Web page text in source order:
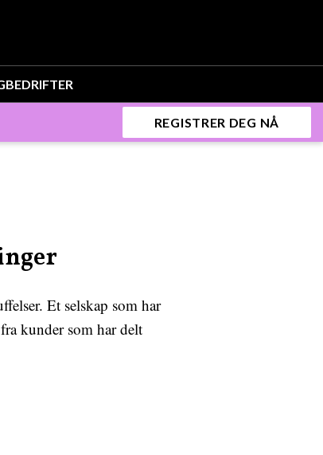
BEDRIFTER
REGISTRER DEG NÅ
Et selskap som har
kunder som har delt